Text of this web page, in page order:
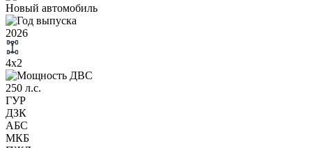
Новый автомобиль
2026
4х2
250 л.с.
ГУР
ДЗК
АБС
МКБ